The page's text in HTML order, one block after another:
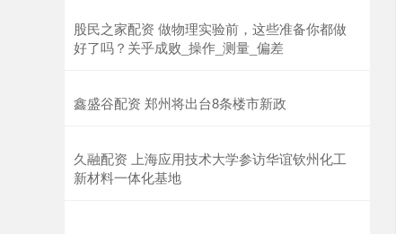
股民之家配资 做物理实验前，这些准备你都做
好了吗？关乎成败_操作_测量_偏差
鑫盛谷配资 郑州将出台8条楼市新政
久融配资 上海应用技术大学参访华谊钦州化工
新材料一体化基地